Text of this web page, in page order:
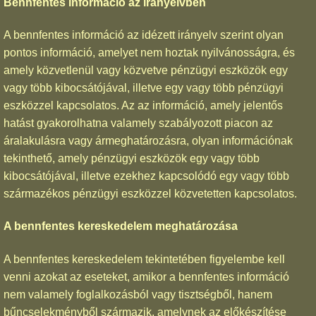
A bennfentes információ az idézett irányelv szerint olyan
pontos információ, amelyet nem hoztak nyilvánosságra, és
amely közvetlenül vagy közvetve pénzügyi eszközök egy
vagy több kibocsátójával, illetve egy vagy több pénzügyi
eszközzel kapcsolatos. Az az információ, amely jelentős
hatást gyakorolhatna valamely szabályozott piacon az
áralakulásra vagy ármeghatározásra, olyan információnak
tekinthető, amely pénzügyi eszközök egy vagy több
kibocsátójával, illetve ezekhez kapcsolódó egy vagy több
származékos pénzügyi eszközzel közvetetten kapcsolatos.
A bennfentes kereskedelem meghatározása
A bennfentes kereskedelem tekintetében figyelembe kell
venni azokat az eseteket, amikor a bennfentes információ
nem valamely foglalkozásból vagy tisztségből, hanem
bűncselekményből származik, amelynek az előkészítése